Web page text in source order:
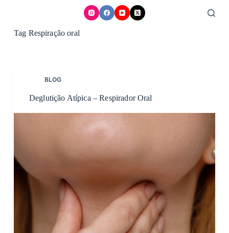
Tag Respiração oral
BLOG
Deglutição Atípica – Respirador Oral